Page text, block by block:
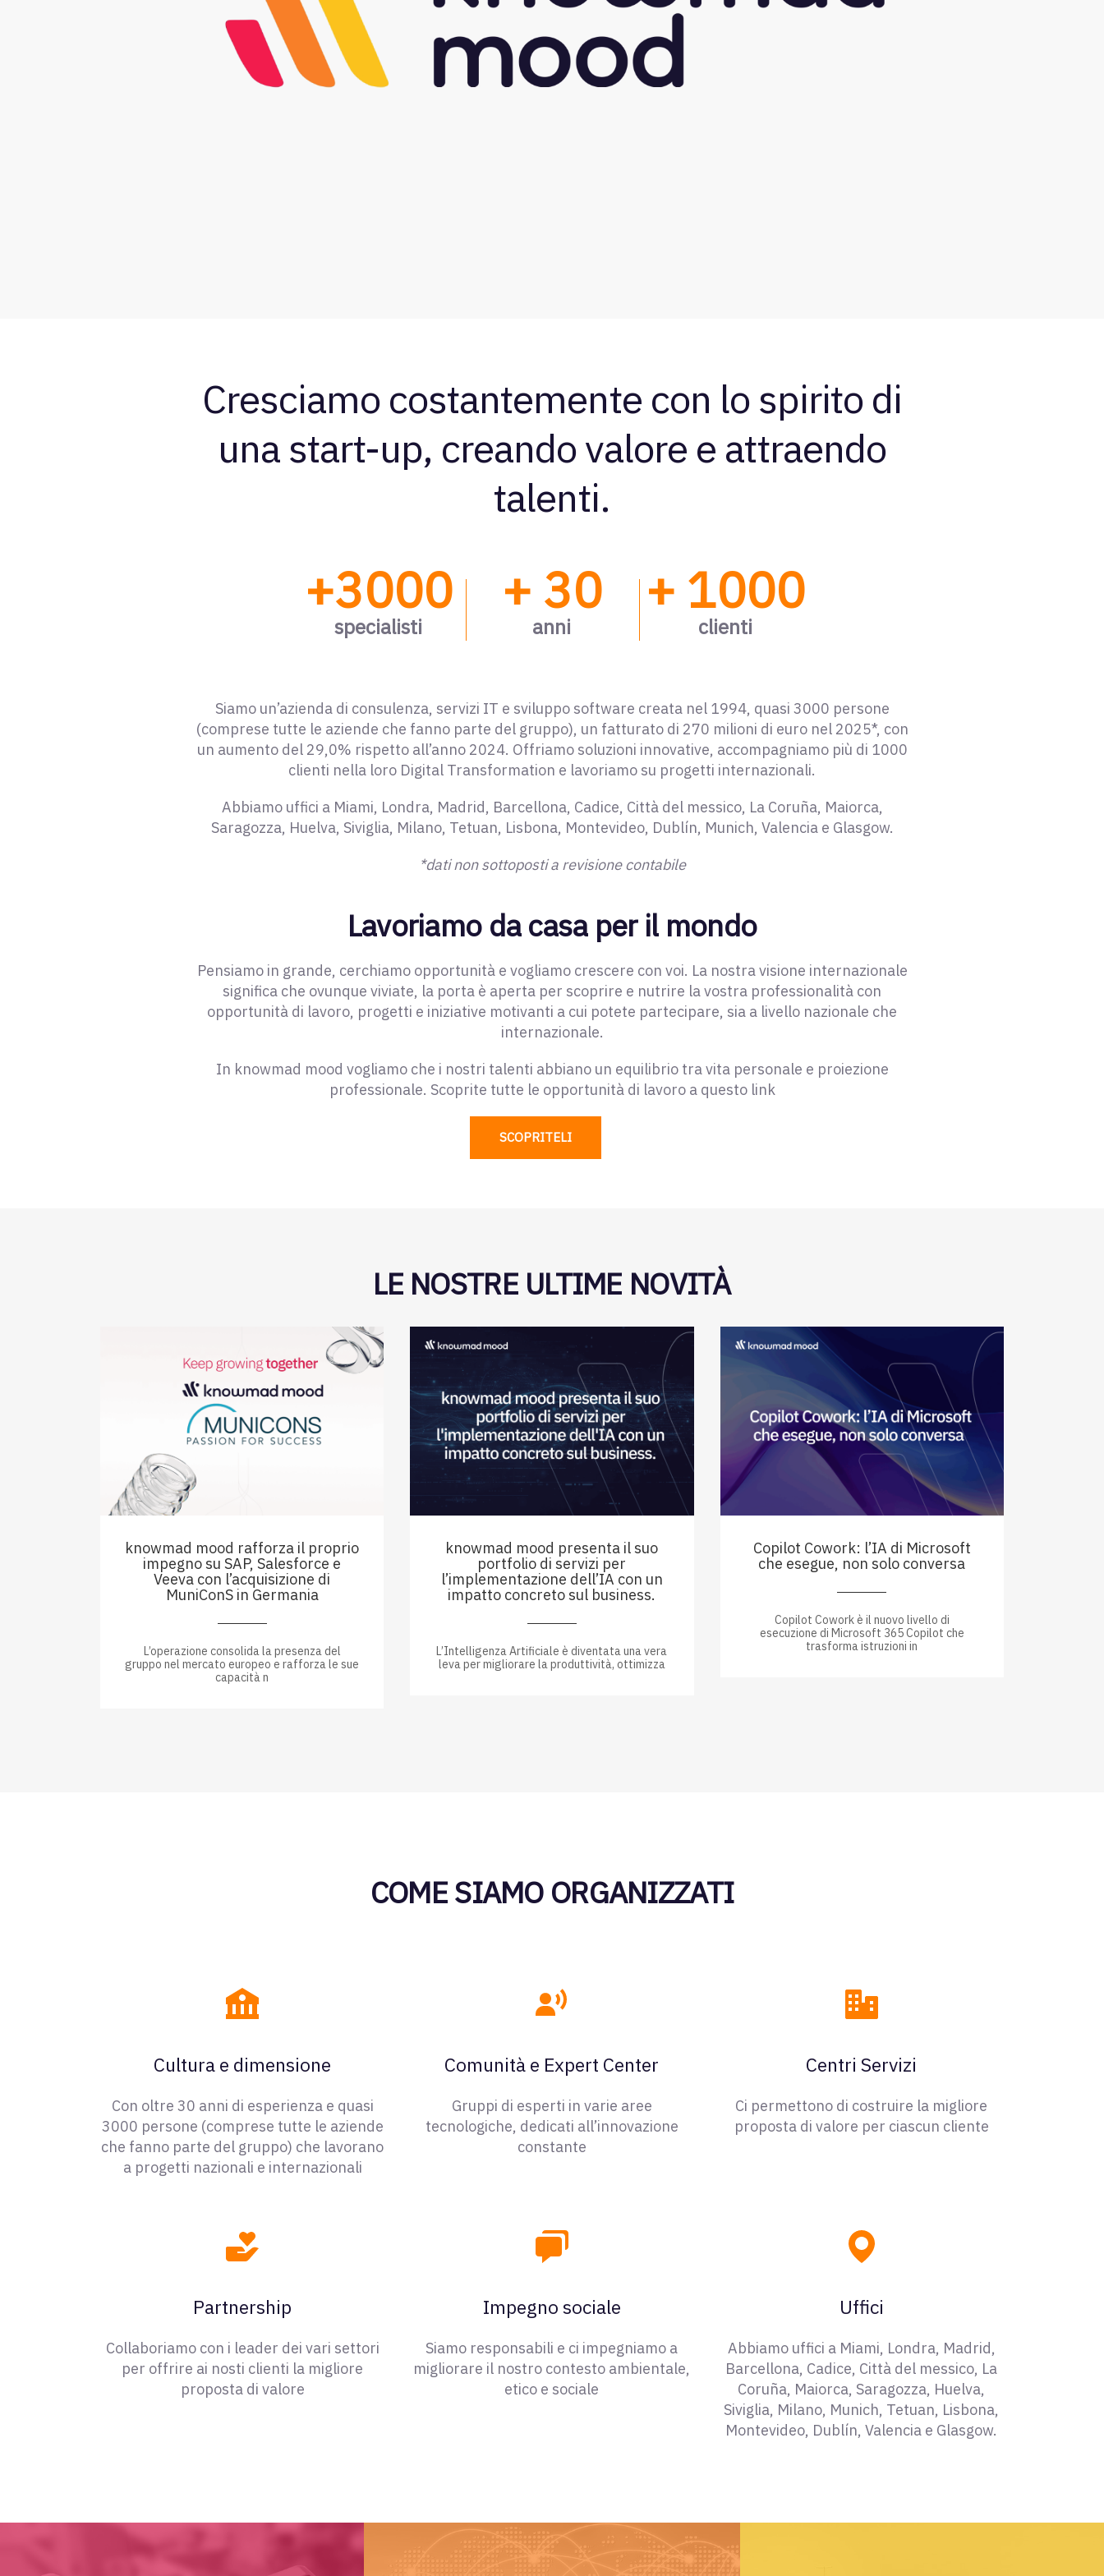
Cresciamo costantemente con lo spirito di
una start-up, creando valore e attraendo
talenti.
+3000
specialisti
+ 30
anni
+ 1000
clienti
Siamo un’azienda di consulenza, servizi IT e sviluppo software creata nel 1994, quasi 3000 persone
(comprese tutte le aziende che fanno parte del gruppo), un fatturato di 270 milioni di euro nel 2025*, con
un aumento del 29,0% rispetto all’anno 2024. Offriamo soluzioni innovative, accompagniamo più di 1000
clienti nella loro Digital Transformation e lavoriamo su progetti internazionali.
Abbiamo uffici a Miami, Londra, Madrid, Barcellona, Cadice, Città del messico, La Coruña, Maiorca,
Saragozza, Huelva, Siviglia, Milano, Tetuan, Lisbona, Montevideo, Dublín, Munich, Valencia e Glasgow.
*dati non sottoposti a revisione contabile
Lavoriamo da casa per il mondo
Pensiamo in grande, cerchiamo opportunità e vogliamo crescere con voi. La nostra visione internazionale
significa che ovunque viviate, la porta è aperta per scoprire e nutrire la vostra professionalità con
opportunità di lavoro, progetti e iniziative motivanti a cui potete partecipare, sia a livello nazionale che
internazionale.
In knowmad mood vogliamo che i nostri talenti abbiano un equilibrio tra vita personale e proiezione
professionale. Scoprite tutte le opportunità di lavoro a questo link
SCOPRITELI
LE NOSTRE ULTIME NOVITÀ
knowmad mood rafforza il proprio
impegno su SAP, Salesforce e
Veeva con l’acquisizione di
MuniConS in Germania
L’operazione consolida la presenza del
gruppo nel mercato europeo e rafforza le sue
capacità n
knowmad mood presenta il suo
portfolio di servizi per
l’implementazione dell’IA con un
impatto concreto sul business.
L’Intelligenza Artificiale è diventata una vera
leva per migliorare la produttività, ottimizza
Copilot Cowork: l’IA di Microsoft
che esegue, non solo conversa
Copilot Cowork è il nuovo livello di
esecuzione di Microsoft 365 Copilot che
trasforma istruzioni in
COME SIAMO ORGANIZZATI
Cultura e dimensione
Con oltre 30 anni di esperienza e quasi
3000 persone (comprese tutte le aziende
che fanno parte del gruppo) che lavorano
a progetti nazionali e internazionali
Comunità e Expert Center
Gruppi di esperti in varie aree
tecnologiche, dedicati all’innovazione
constante
Centri Servizi
Ci permettono di costruire la migliore
proposta di valore per ciascun cliente
Partnership
Collaboriamo con i leader dei vari settori
per offrire ai nosti clienti la migliore
proposta di valore
Impegno sociale
Siamo responsabili e ci impegniamo a
migliorare il nostro contesto ambientale,
etico e sociale
Uffici
Abbiamo uffici a Miami, Londra, Madrid,
Barcellona, Cadice, Città del messico, La
Coruña, Maiorca, Saragozza, Huelva,
Siviglia, Milano, Munich, Tetuan, Lisbona,
Montevideo, Dublín, Valencia e Glasgow.